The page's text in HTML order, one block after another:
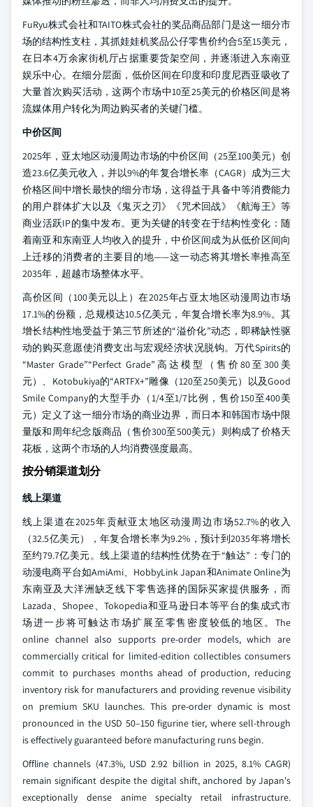
FuRyu株式会社和TAITO株式会社的奖品商品部门是这一细分市
场的结构性支柱，其抓娃娃机奖品公仔零售价约合5至15美元，
在日本4万余家街机厅占据重要货架空间，并逐渐进入东南亚
娱乐中心。在细分层面，低价区间在印度和印度尼西亚吸收了
大量首次购买活动，这两个市场中10至25美元的价格区间是将
流媒体用户转化为周边购买者的关键门槛。
中价区间
2025年，亚太地区动漫周边市场的中价区间（25至100美元）创
造23.6亿美元收入，并以9%的年复合增长率（CAGR）成为三大
价格区间中增长最快的细分市场，这得益于具备中等消费能力
的用户群体扩大以及《鬼灭之刃》《咒术回战》《航海王》等
商业活跃IP的集中发布。更为关键的转变在于结构性变化：随
着南亚和东南亚人均收入的提升，中价区间成为从低价区间向
上迁移的消费者的主要目的地——这一动态将其增长率推高至
2035年，超越市场整体水平。
高价区间（100美元以上）在2025年占亚太地区动漫周边市场
17.1%的份额，总规模达10.5亿美元，年复合增长率为8.9%。其
增长结构性地受益于第三节所述的“溢价化”动态，即稀缺性驱
动的购买意愿使消费支出与宏观经济状况脱钩。万代Spirits的
“Master Grade”“Perfect Grade”高达模型（售价80至300美
元）、Kotobukiya的“ARTFX+”雕像（120至250美元）以及Good
Smile Company的大型手办（1/4至1/7比例，售价150至400美
元）定义了这一细分市场的商业边界，而日本和韩国市场中限
量版和周年纪念版商品（售价300至500美元）则构成了价格天
花板，这两个市场的人均消费强度最高。
按分销渠道划分
线上渠道
线上渠道在2025年贡献亚太地区动漫周边市场52.7%的收入
（32.5亿美元），年复合增长率为9.2%，预计到2035年将增长
至约79.7亿美元。线上渠道的结构性优势在于“触达”：专门的
动漫电商平台如AmiAmi、HobbyLink Japan和Animate Online为
东南亚及大洋洲缺乏线下零售选择的国际买家提供服务，而
Lazada、Shopee、Tokopedia和亚马逊日本等平台的集成式市
场进一步将可触达市场扩展至零售密度较低的地区。The
online channel also supports pre-order models, which are
commercially critical for limited-edition collectibles consumers
commit to purchases months ahead of production, reducing
inventory risk for manufacturers and providing revenue visibility
on premium SKU launches. This pre-order dynamic is most
pronounced in the USD 50–150 figurine tier, where sell-through
is effectively guaranteed before manufacturing runs begin.
Offline channels (47.3%, USD 2.92 billion in 2025, 8.1% CAGR)
remain significant despite the digital shift, anchored by Japan's
exceptionally dense anime specialty retail infrastructure.